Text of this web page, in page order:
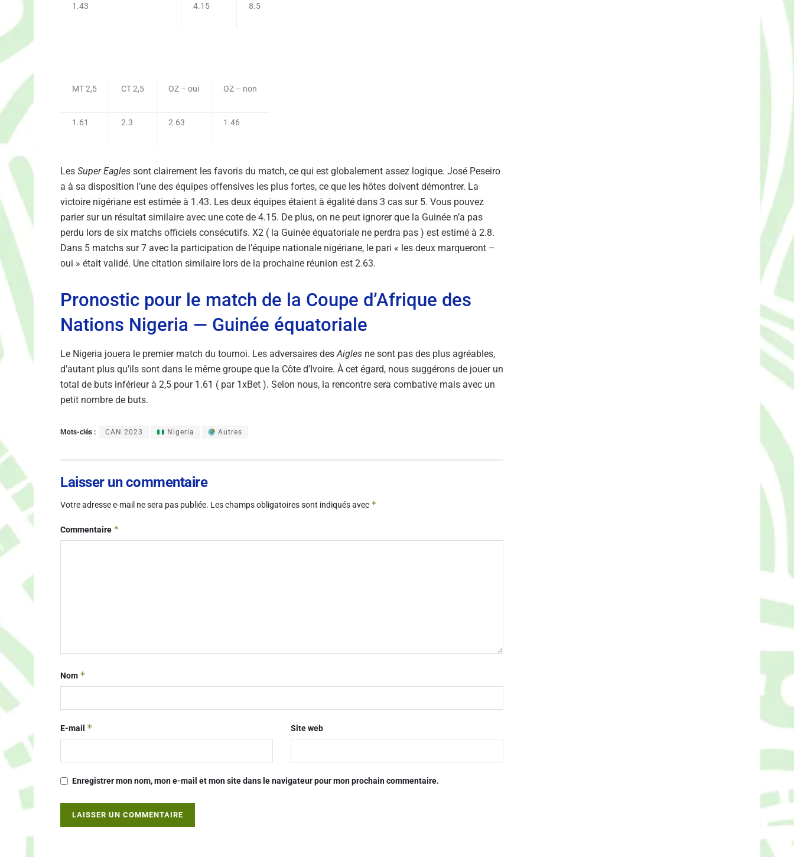
1.43 4.15 8.5
MT 2,5 CT 2,5 OZ – oui OZ – non
1.61 2.3 2.63 1.46
Les Super Eagles sont clairement les favoris du match, ce qui est globalement assez logique. José Peseiro
a à sa disposition l’une des équipes offensives les plus fortes, ce que les hôtes doivent démontrer. La
victoire nigériane est estimée à 1.43. Les deux équipes étaient à égalité dans 3 cas sur 5. Vous pouvez
parier sur un résultat similaire avec une cote de 4.15. De plus, on ne peut ignorer que la Guinée n’a pas
perdu lors de six matchs officiels consécutifs. X2 ( la Guinée équatoriale ne perdra pas ) est estimé à 2.8.
Dans 5 matchs sur 7 avec la participation de l’équipe nationale nigériane, le pari « les deux marqueront –
oui » était validé. Une citation similaire lors de la prochaine réunion est 2.63.
Pronostic pour le match de la Coupe d’Afrique des
Nations Nigeria — Guinée équatoriale
Le Nigeria jouera le premier match du tournoi. Les adversaires desAigles ne sont pas des plus agréables,
d’autant plus qu’ils sont dans le même groupe que la Côte d’Ivoire. À cet égard, nous suggérons de jouer un
total de buts inférieur à 2,5 pour 1.61 ( par 1xBet ). Selon nous, la rencontre sera combative mais avec un
petit nombre de buts.
Mots-clés : CAN 2023 Nigeria Autres
Laisser un commentaire
Votre adresse e-mail ne sera pas publiée. Les champs obligatoires sont indiqués avec *
Commentaire *
Nom *
E-mail * Site web
Enregistrer mon nom, mon e-mail et mon site dans le navigateur pour mon prochain commentaire.